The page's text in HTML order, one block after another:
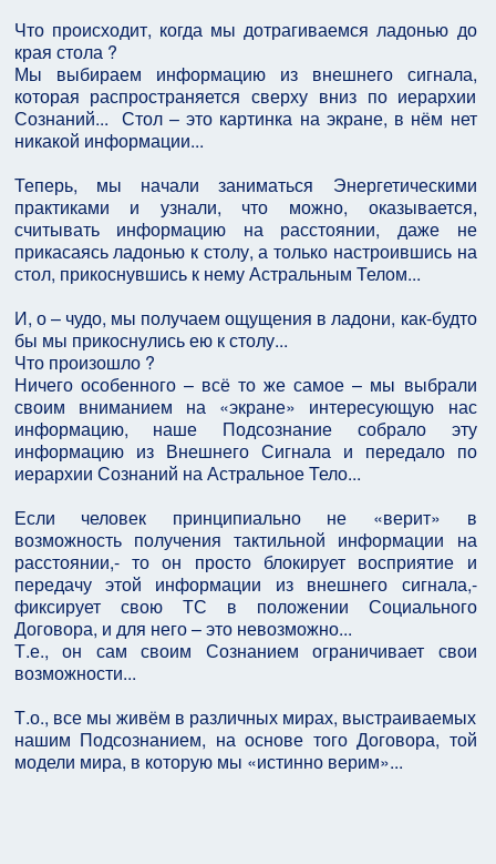
Что происходит, когда мы дотрагиваемся ладонью до
края стола ?
Мы выбираем информацию из внешнего сигнала,
которая распространяется сверху вниз по иерархии
Сознаний... Стол – это картинка на экране, в нём нет
никакой информации...
Теперь, мы начали заниматься Энергетическими
практиками и узнали, что можно, оказывается,
считывать информацию на расстоянии, даже не
прикасаясь ладонью к столу, а только настроившись на
стол, прикоснувшись к нему Астральным Телом...
И, о – чудо, мы получаем ощущения в ладони, как-будто
бы мы прикоснулись ею к столу...
Что произошло ?
Ничего особенного – всё то же самое – мы выбрали
своим вниманием на «экране» интересующую нас
информацию, наше Подсознание собрало эту
информацию из Внешнего Сигнала и передало по
иерархии Сознаний на Астральное Тело...
Если человек принципиально не «верит» в
возможность получения тактильной информации на
расстоянии,- то он просто блокирует восприятие и
передачу этой информации из внешнего сигнала,-
фиксирует свою ТС в положении Социального
Договора, и для него – это невозможно...
Т.е., он сам своим Сознанием ограничивает свои
возможности...
Т.о., все мы живём в различных мирах, выстраиваемых
нашим Подсознанием, на основе того Договора, той
модели мира, в которую мы «истинно верим»...